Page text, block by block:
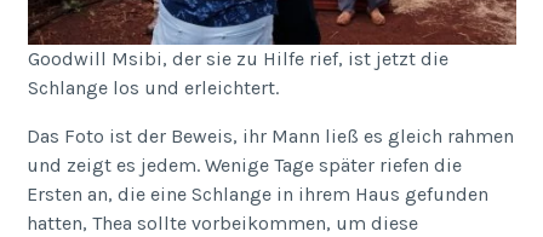
Goodwill Msibi, der sie zu Hilfe rief, ist jetzt die
Schlange los und erleichtert.
Das Foto ist der Beweis, ihr Mann ließ es gleich rahmen
und zeigt es jedem. Wenige Tage später riefen die
Ersten an, die eine Schlange in ihrem Haus gefunden
hatten, Thea sollte vorbeikommen, um diese